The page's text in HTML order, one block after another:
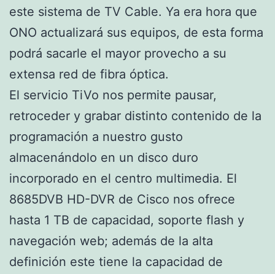
este sistema de TV Cable. Ya era hora que
ONO actualizará sus equipos, de esta forma
podrá sacarle el mayor provecho a su
extensa red de fibra óptica.
El servicio TiVo nos permite pausar,
retroceder y grabar distinto contenido de la
programación a nuestro gusto
almacenándolo en un disco duro
incorporado en el centro multimedia. El
8685DVB HD-DVR de Cisco nos ofrece
hasta 1 TB de capacidad, soporte flash y
navegación web; además de la alta
definición este tiene la capacidad de